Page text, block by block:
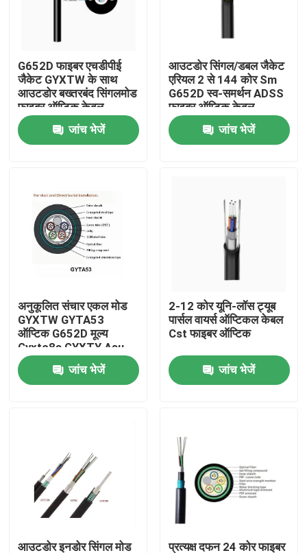
उत्पादों
हमारे बारे में
गुणवत्ता नियंत्रण
संपर्क करें
आउटडोर फाइबर ऑप्टिक केबल
इंडोर फाइबर ऑप्टिक केबल
फाइबर ऑप्टिक केबल
G652D फाइबर एचडीपीई
जैकेट GYXTW के साथ
आउटडोर बख्तरबंद सिंगलमोड
फाइबर ऑप्टिक केबल
जांच भेजें
आउटडोर सिंगल/डबल जैकेट
एरियल 2 से 144 कोर Sm
G652D स्व-समर्थन ADSS
फाइबर ऑप्टिक केबल
जांच भेजें
अनुकूलित संचार एकल मोड
GYXTW GYTA53
ऑप्टिक G652D मूल्य
Gyxtc8s GYXTY Asu
फाइबर केबल
जांच भेजें
2-12 कोर यूनि-लॉस ट्यूब
पार्सल वायर्स ऑप्टिकल केबल
Cst फाइबर ऑप्टिक
जांच भेजें
आउटडोर इनडोर सिंगल मोड प्रत्यक्ष दफन 24 कोर फाइबर